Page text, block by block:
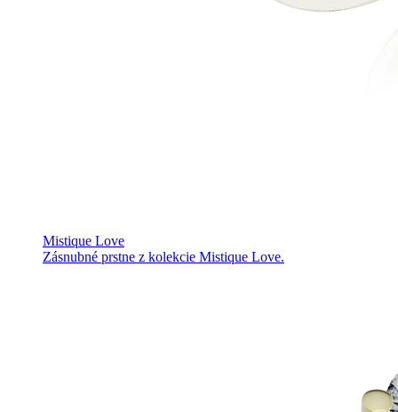
Mistique Love
Zásnubné prstne z kolekcie Mistique Love.